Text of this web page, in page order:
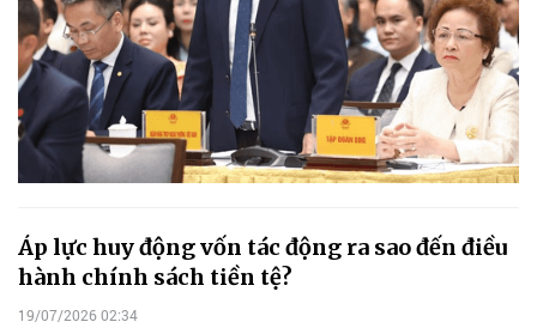
Áp lực huy động vốn tác động ra sao đến điều
hành chính sách tiền tệ?
19/07/2026 02:34